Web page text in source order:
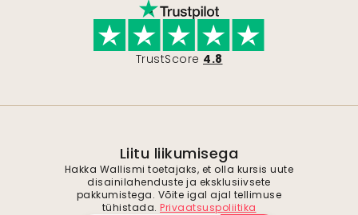
TrustScore 4.8
Liitu liikumisega
Hakka Wallismi toetajaks, et olla kursis uute
disainilahenduste ja eksklusiivsete
pakkumistega. Võite igal ajal tellimuse
tühistada. Privaatsuspoliitika